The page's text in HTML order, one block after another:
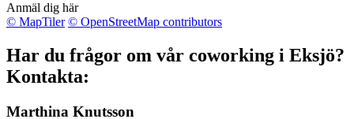
Anmäl dig här
© MapTiler © OpenStreetMap contributors
Har du frågor om vår coworking i Eksjö?
Kontakta:
Marthina Knutsson